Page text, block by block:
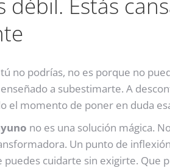
débil. Estás
no podrías, no es porque no
a subestimarte. A
el momento de poner en duda
no es una solución mágica.
Un punto de
puedes cuidarte sin exigirte. Que